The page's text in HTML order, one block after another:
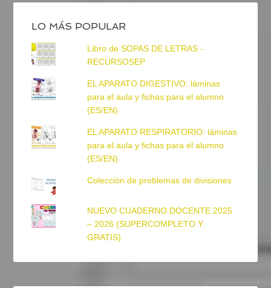
LO MÁS POPULAR
Libro de SOPAS DE LETRAS -
RECURSOSEP
EL APARATO DIGESTIVO: láminas
para el aula y fichas para el alumno
(ES/EN)
EL APARATO RESPIRATORIO: láminas
para el aula y fichas para el alumno
(ES/EN)
Colección de problemas de divisiones
NUEVO CUADERNO DOCENTE 2025
– 2026 (SUPERCOMPLETO Y
GRATIS)